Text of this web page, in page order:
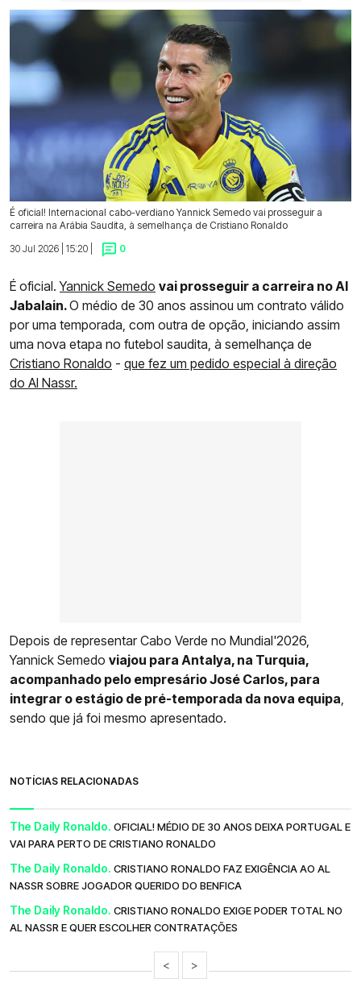
É oficial! Internacional cabo-verdiano Yannick Semedo vai prosseguir a
carreira na Arábia Saudita, à semelhança de Cristiano Ronaldo
30 Jul 2026 | 15:20 |
0
É oficial.Yannick Semedo vai prosseguir a carreira no Al
Jabalain.O médio de 30 anos assinou um contrato válido
por uma temporada, com outra de opção, iniciando assim
uma nova etapa no futebol saudita, à semelhança de
Cristiano Ronaldo - que fez um pedido especial à direção
do Al Nassr.
Depois de representar Cabo Verde no Mundial'2026,
Yannick Semedo viajou para Antalya, na Turquia,
acompanhado pelo empresário José Carlos, para
integrar o estágio de pré-temporada da nova equipa
sendo que já foi mesmo apresentado.
NOTÍCIAS RELACIONADAS
The Daily Ronaldo. OFICIAL! MÉDIO DE 30 ANOS DEIXA PORTUGAL E
VAI PARA PERTO DE CRISTIANO RONALDO
The Daily Ronaldo. CRISTIANO RONALDO FAZ EXIGÊNCIA AO AL
NASSR SOBRE JOGADOR QUERIDO DO BENFICA
The Daily Ronaldo. CRISTIANO RONALDO EXIGE PODER TOTAL NO
AL NASSR E QUER ESCOLHER CONTRATAÇÕES
< >